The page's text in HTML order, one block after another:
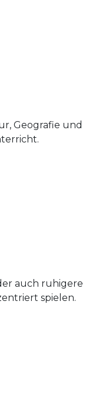
Geografie und
auch ruhigere
spielen.